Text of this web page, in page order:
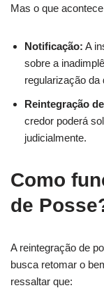
Mas o que
Notificação: A
sobre a
regularização da
Reintegração
credor poderá
judicialmente.
Como
de
A reintegração de
busca retomar o
ressaltar que: